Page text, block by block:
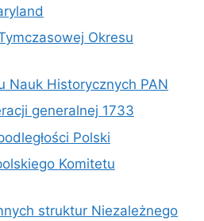
Okresu
Nauk Historycznych PAN
generalnej 1733
Polski
Komitetu
struktur Niezależnego